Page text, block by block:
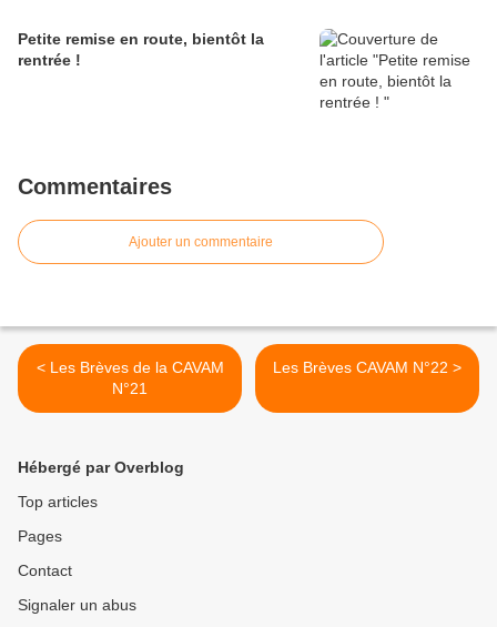
Petite remise en route, bientôt la
rentrée !
Commentaires
Ajouter un commentaire
< Les Brèves de la CAVAM
N°21
Les Brèves CAVAM N°22 >
Hébergé par Overblog
Top articles
Pages
Contact
Signaler un abus